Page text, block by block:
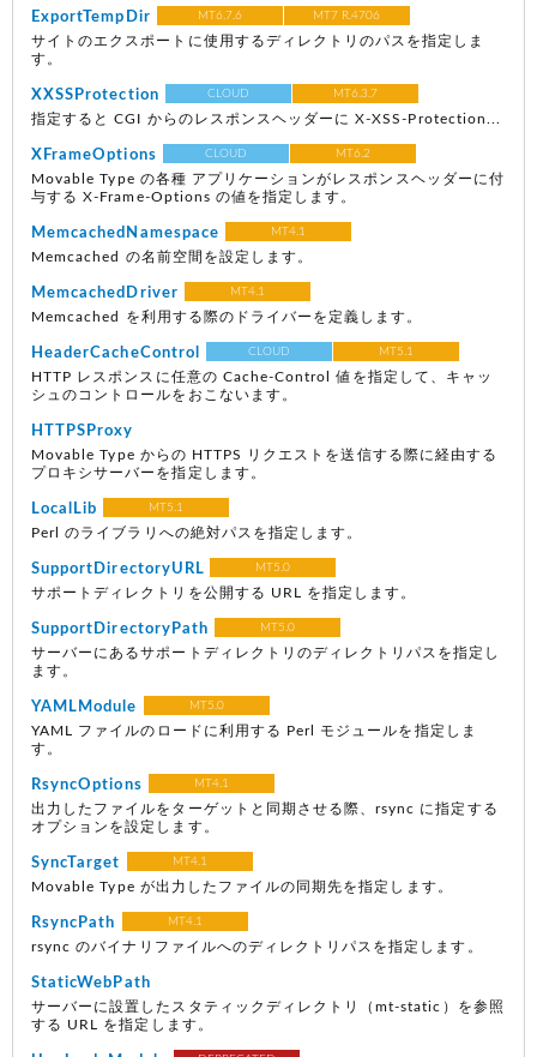
ExportTempDir MT6.7.6 MT7 R.4706
サイトのエクスポートに使用するディレクトリのパスを指定しま
す。
XXSSProtection CLOUD MT6.3.7
指定すると CGI からのレスポンスヘッダーに X-XSS-Protection...
XFrameOptions CLOUD MT6.2
Movable Type の各種 アプリケーションがレスポンスヘッダーに付
与する X-Frame-Options の値を指定します。
MemcachedNamespace MT4.1
Memcached の名前空間を設定します。
MemcachedDriver MT4.1
Memcached を利用する際のドライバーを定義します。
HeaderCacheControl CLOUD MT5.1
HTTP レスポンスに任意の Cache-Control 値を指定して、キャッ
シュのコントロールをおこないます。
HTTPSProxy
Movable Type からの HTTPS リクエストを送信する際に経由する
プロキシサーバーを指定します。
LocalLib MT5.1
Perl のライブラリへの絶対パスを指定します。
SupportDirectoryURL MT5.0
サポートディレクトリを公開する URL を指定します。
SupportDirectoryPath MT5.0
サーバーにあるサポートディレクトリのディレクトリパスを指定し
ます。
YAMLModule MT5.0
YAML ファイルのロードに利用する Perl モジュールを指定しま
す。
RsyncOptions MT4.1
出力したファイルをターゲットと同期させる際、rsync に指定する
オプションを設定します。
SyncTarget MT4.1
Movable Type が出力したファイルの同期先を指定します。
RsyncPath MT4.1
rsync のバイナリファイルへのディレクトリパスを指定します。
StaticWebPath
サーバーに設置したスタティックディレクトリ（mt-static）を参照
する URL を指定します。